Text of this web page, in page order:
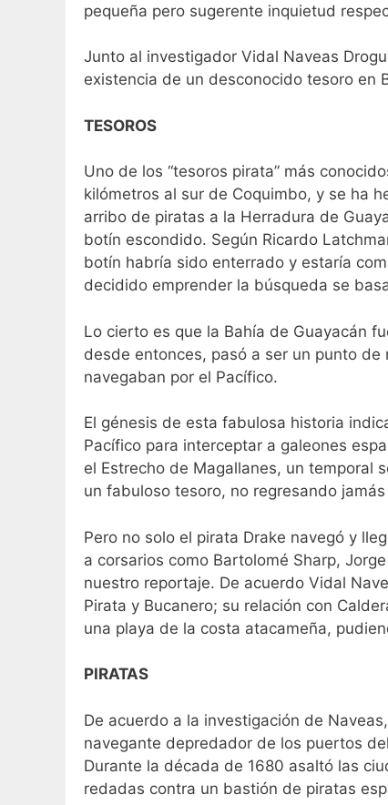
pequeña pero sugerente inquietud
Junto al investigador Vidal Naveas
existencia de un desconocido tesoro en
TESOROS
Uno de los “tesoros pirata” más
kilómetros al sur de Coquimbo, y se ha
arribo de piratas a la Herradura de
botín escondido. Según Ricardo
botín habría sido enterrado y estaría
decidido emprender la búsqueda se
Lo cierto es que la Bahía de Guayacán
desde entonces, pasó a ser un punto
navegaban por el Pacífico.
El génesis de esta fabulosa historia
Pacífico para interceptar a galeones
el Estrecho de Magallanes, un temporal
un fabuloso tesoro, no regresando
Pero no solo el pirata Drake navegó y
a corsarios como Bartolomé Sharp,
nuestro reportaje. De acuerdo Vidal
Pirata y Bucanero; su relación con
una playa de la costa atacameña,
PIRATAS
De acuerdo a la investigación de
navegante depredador de los puertos
Durante la década de 1680 asaltó las
redadas contra un bastión de piratas